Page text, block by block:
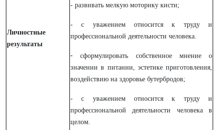
Личностные
результаты
- развивать мелкую моторику кисти;
- с уважением относится к труду и
профессиональной деятельности человека.
-сформулировать собственное мнение о
значении в питании, эстетике приготовления,
воздействию на здоровье бутербродов;
- с уважением относится к труду и
профессиональной деятельности человека в
целом.